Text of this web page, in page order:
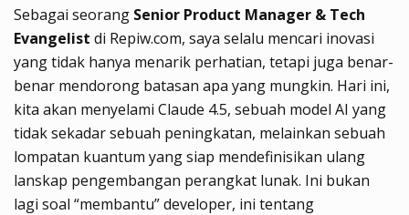
Sebagai seorang Senior Product Manager & Tech
Evangelist di Repiw.com, saya selalu mencari inovasi
yang tidak hanya menarik perhatian, tetapi juga benar-
benar mendorong batasan apa yang mungkin. Hari ini,
kita akan menyelami Claude 4.5, sebuah model AI yang
tidak sekadar sebuah peningkatan, melainkan sebuah
lompatan kuantum yang siap mendefinisikan ulang
lanskap pengembangan perangkat lunak. Ini bukan
lagi soal “membantu” developer, ini tentang